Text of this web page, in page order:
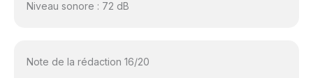
Niveau sonore : 72 dB
Note de la rédaction 16/20